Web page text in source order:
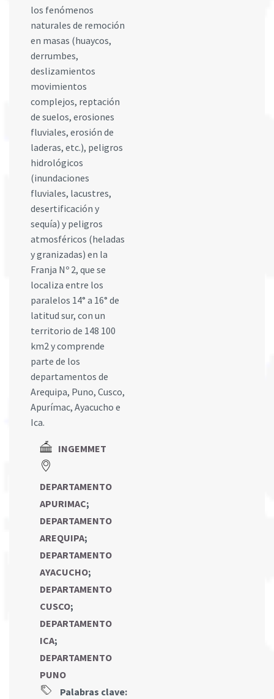
los fenómenos
naturales de remoción
en masas (huaycos,
derrumbes,
deslizamientos
movimientos
complejos, reptación
de suelos, erosiones
fluviales, erosión de
laderas, etc.), peligros
hidrológicos
(inundaciones
fluviales, lacustres,
desertificación y
sequía) y peligros
atmosféricos (heladas
y granizadas) en la
Franja Nº 2, que se
localiza entre los
paralelos 14° a 16° de
latitud sur, con un
territorio de 148 100
km2 y comprende
parte de los
departamentos de
Arequipa, Puno, Cusco,
Apurímac, Ayacucho e
Ica.
INGEMMET
DEPARTAMENTO
APURIMAC;
DEPARTAMENTO
AREQUIPA;
DEPARTAMENTO
AYACUCHO;
DEPARTAMENTO
CUSCO;
DEPARTAMENTO
ICA;
DEPARTAMENTO
PUNO
Palabras clave: